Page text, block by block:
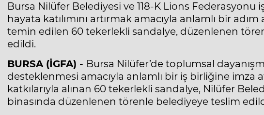
Bursa Nilüfer Belediyesi ve 118-K Lions
hayata katılımını artırmak amacıyla anlamlı bir
temin edilen 60 tekerlekli sandalye, düzenlenen
edildi.
BURSA (İGFA) - Bursa Nilüfer’de toplumsal
desteklenmesi amacıyla anlamlı bir iş birliğine imza
katkılarıyla alınan 60 tekerlekli sandalye, Nilüfer
binasında düzenlenen törenle belediyeye teslim